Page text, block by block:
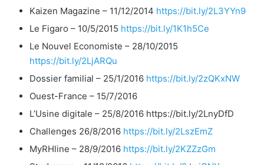
Kaizen Magazine – 11/12/2014 https://bit.ly/2L3YYn9
Le Figaro – 10/5/2015 https://bit.ly/1K1h5Ce
Le Nouvel Economiste – 28/10/2015
https://bit.ly/2LjARQu
Dossier familial – 25/1/2016 https://bit.ly/2zQKxNW
Ouest-France – 15/7/2016
L’Usine digitale – 25/8/2016 https://bit.ly/2LnyDfD
Challenges 26/8/2016 https://bit.ly/2LszEmZ
MyRHline – 28/9/2016 https://bit.ly/2KZZzGm